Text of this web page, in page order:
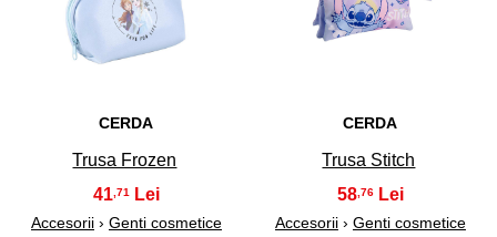
49
CERDA
Trusa Frozen
41 ,71
Accesorii› Genti cosmetice
50
CERDA
Trusa Stitch
58 ,76
Accesorii› Genti cosmetice